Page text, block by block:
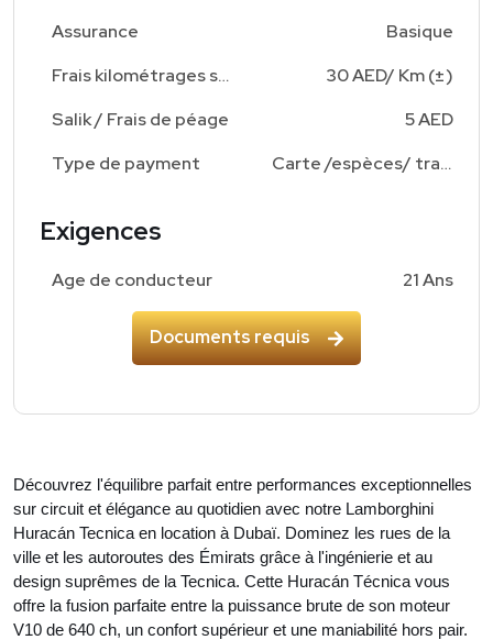
Assurance
Frais kilométrages supplémentaires
Salik / Frais de péage
Type de payment
Basique
30 AED/ Km (±)
5 AED
Carte /espèces/ transfert bancaire
Exigences
Age de conducteur 21 Ans
Documents requis
Découvrez l'équilibre parfait entre performances exceptionnelles
sur circuit et élégance au quotidien avec notre Lamborghini
Huracán Tecnica en location à Dubaï. Dominez les rues de la
ville et les autoroutes des Émirats grâce à l'ingénierie et au
design suprêmes de la Tecnica. Cette Huracán Técnica vous
offre la fusion parfaite entre la puissance brute de son moteur
V10 de 640 ch, un confort supérieur et une maniabilité hors pair.